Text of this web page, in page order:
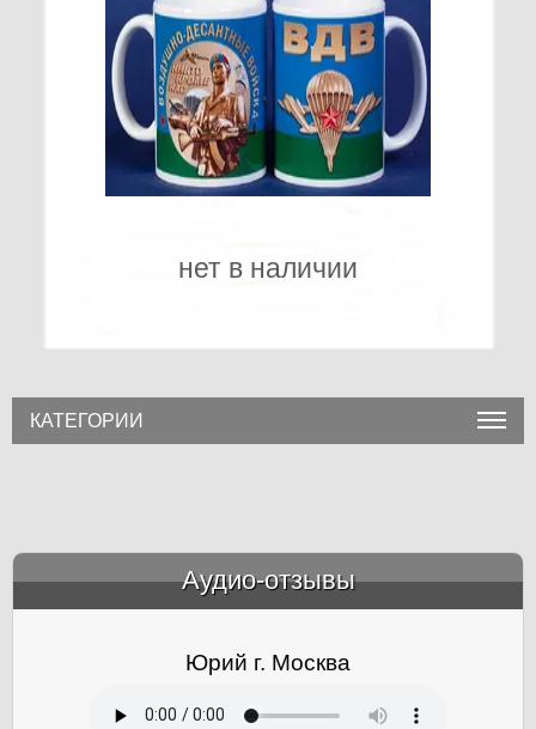
нет в наличии
КАТЕГОРИИ
Аудио-отзывы
Юрий г. Москва